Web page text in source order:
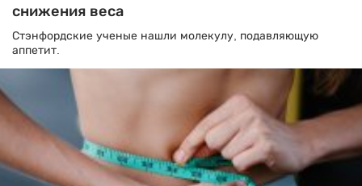
снижения веса
Стэнфордские ученые нашли молекулу, подавляющую
аппетит.